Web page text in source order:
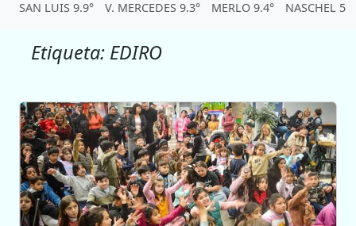
SAN LUIS 9.9° V. MERCEDES 9.3° MERLO 9.4° NASCHEL 5°
Etiqueta: EDIRO